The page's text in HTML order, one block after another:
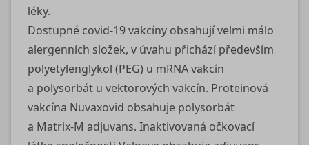
léky.
Dostupné covid-19vakcíny obsahují velmi málo
alergenních složek, v úvahu přichází především
polyetylenglykol (PEG) u mRNA vakcín
a polysorbát u vektorových vakcín. Proteinová
vakcína Nuvaxovid obsahuje polysorbát
a Matrix-M adjuvans. Inaktivovaná očkovací